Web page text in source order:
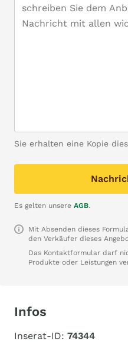
Sie erhalten eine Kopie
Es gelten unsere AGB.
Mit Absenden dieses
den Verkäufer dieses
Das Kontaktformular darf
Produkte oder Leistungen
Infos
Inserat-ID: 74344